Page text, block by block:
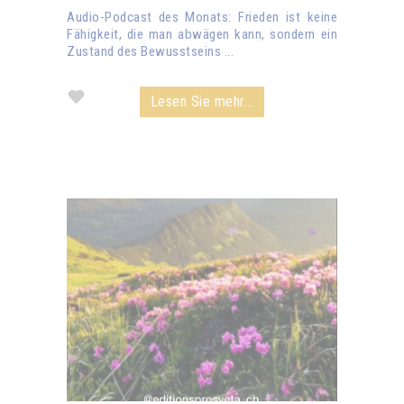
Audio-Podcast des Monats: Frieden ist keine
Fähigkeit, die man abwägen kann, sondern ein
Zustand des Bewusstseins ...
Lesen Sie mehr...